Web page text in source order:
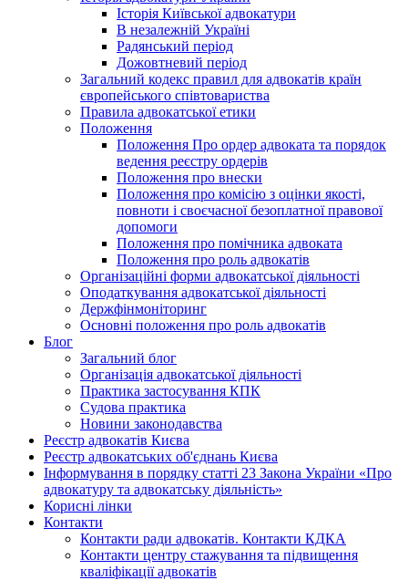
Історія Київської адвокатури
В незалежній Україні
Радянський період
Дожовтневий період
Загальний кодекс правил для адвокатів країн
європейського співтовариства
Правила адвокатської етики
Положення
Положення Про ордер адвоката та порядок
ведення реєстру ордерів
Положення про внески
Положення про комісію з оцінки якості,
повноти і своєчасної безоплатної правової
допомоги
Положення про помічника адвоката
Положення про роль адвокатів
Організаційні форми адвокатської діяльності
Оподаткування адвокатської діяльності
Держфінмоніторинг
Основні положення про роль адвокатів
Блог
Загальний блог
Організація адвокатської діяльності
Практика застосування КПК
Судова практика
Новини законодавства
Реєстр адвокатів Києва
Реєстр адвокатських об'єднань Києва
Інформування в порядку статті 23 Закона України «Про
адвокатуру та адвокатську діяльність»
Корисні лінки
Контакти
Контакти ради адвокатів. Контакти КДКА
Контакти центру стажування та підвищення
кваліфікації адвокатів